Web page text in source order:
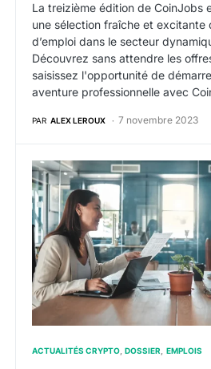
La treizième édition de CoinJobs
une sélection fraîche et excitante
d’emploi dans le secteur
Découvrez sans attendre les
saisissez l'opportunité de
aventure professionnelle avec
PAR ALEX LEROUX 7 novembre 2023
Offres d’emploi web3
ACTUALITÉS CRYPTO DOSSIER EMPLOIS